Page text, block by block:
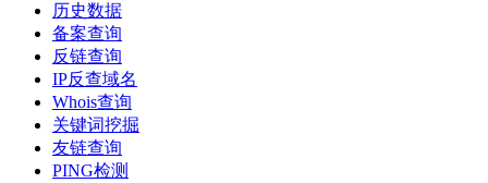
历史数据
备案查询
反链查询
IP反查域名
Whois查询
关键词挖掘
友链查询
PING检测